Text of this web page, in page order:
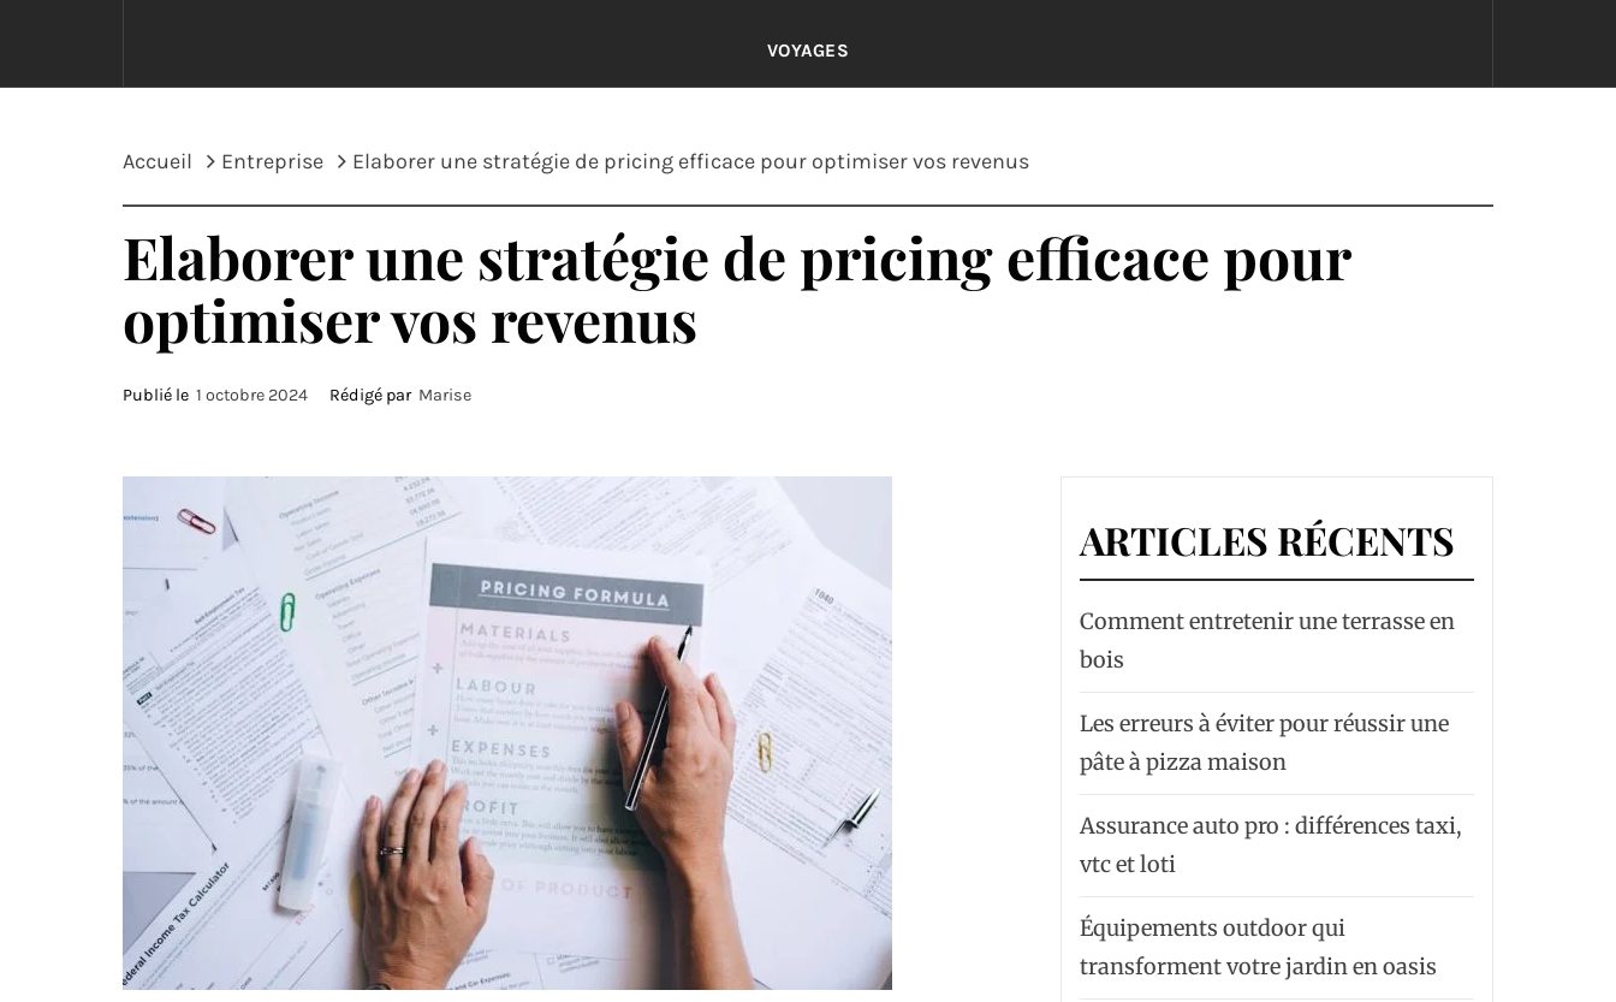
VOYAGES
Accueil Entreprise Elaborer une stratégie de pricing efficace pour optimiser vos revenus
Elaborer une stratégie de pricing efficace pour
optimiser vos revenus
Publié le 1 octobre 2024 Rédigé par Marise
ARTICLES RÉCENTS
Comment entretenir une terrasse en
bois
Les erreurs à éviter pour réussir une
pâte à pizza maison
Assurance auto pro : différences taxi,
vtc et loti
Équipements outdoor qui
transforment votre jardin en oasis